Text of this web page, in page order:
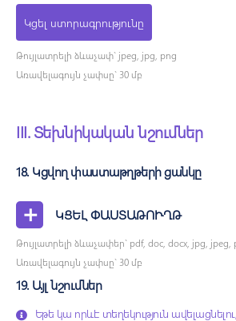
Կցել ստորագրությունը
Թույլատրելի ձևաչափ` jpeg, jpg, png
Առավելագույն չափսը` 30 մբ
III. Տեխնիկական նշումներ
18. Կցվող փաստաթղթերի ցանկը
+ ԿՑԵԼ ՓԱՍՏԱԹՈՒՂԹ
Թույլատրելի ձևաչափեր` pdf, doc, docx, jpg, jpeg,
Առավելագույն չափսը` 30 մբ
19. Այլ նշումներ
Եթե կա որևէ տեղեկություն